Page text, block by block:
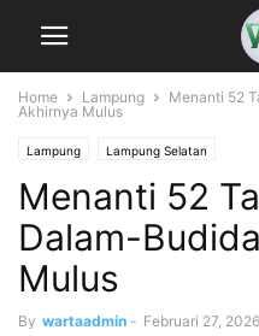
Home Lampung
Menanti 52
Akhirnya Mulus
Lampung Lampung Selatan
Menanti 52
Dalam-
Mulus
By wartaadmin - Februari 27, 2026